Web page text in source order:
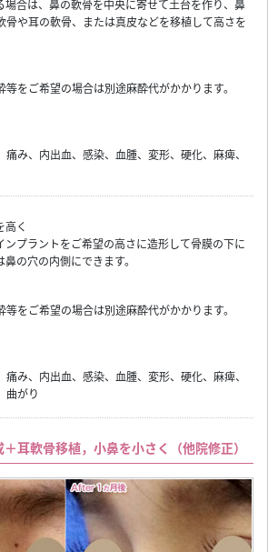
場合は、鼻の軟骨を中央に寄せて土台を作り、鼻
骨や耳の軟骨、または真皮などを移植して高さを
をご希望の場合は別途麻酔代がかかります。
み、内出血、感染、血腫、変形、硬化、麻痺、
高く
ンプラントをご希望の高さに造形して骨膜の下に
の穴の内側にできます。
をご希望の場合は別途麻酔代がかかります。
み、内出血、感染、血腫、変形、硬化、麻痺、
曲がり
耳軟骨移植，小鼻を小さく（他院修正）